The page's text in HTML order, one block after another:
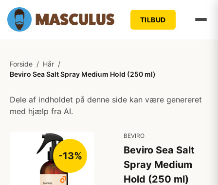
TILBUD
Forside / Hår /
Beviro Sea Salt Spray Medium Hold (250 ml)
Dele af indholdet på denne side kan være genereret
med hjælp fra AI.
-13%
BEVIRO
Beviro Sea Salt
Spray Medium
Hold (250 ml)